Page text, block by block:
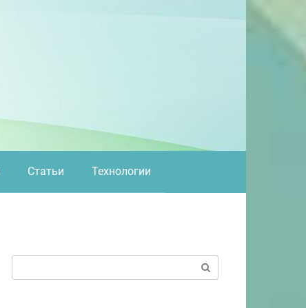
Статьи Технологии